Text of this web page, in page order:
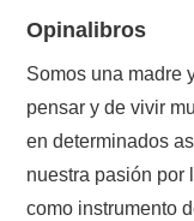
Opinalibros
Somos una madre
pensar y de vivir
en determinados
nuestra pasión por
como instrumento